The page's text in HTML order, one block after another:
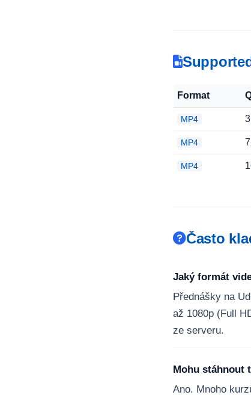
Format
MP4
MP4
MP4
Často
Jaký formát
Přednášky na
až 1080p (Full
ze serveru.
Mohu stáhnout
Ano. Mnoho